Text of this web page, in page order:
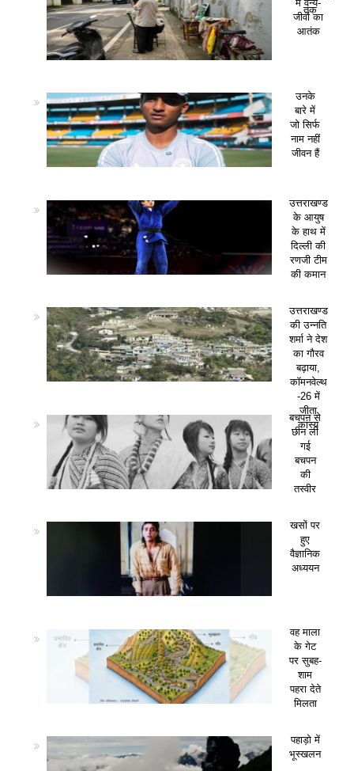
तक
में वन्य-
जीवों का
आतंक
उनके
बारे में
जो सिर्फ
नाम नहीं
जीवन हैं
उत्तराखण्ड
के आयुष
के हाथ में
दिल्ली की
रणजी टीम
की कमान
उत्तराखण्ड
की उन्नति
शर्मा ने देश
का गौरव
बढ़ाया,
कॉमनवेल्थ
-26 में
जीता
कांस्य
बचपन से
छीन ली
गई
बचपन
की
तस्वीर
खसों पर
हुए
वैज्ञानिक
अध्ययन
वह माला
के गेट
पर सुबह-
शाम
पहरा देते
मिलता
पहाड़ो में
भूस्खलन